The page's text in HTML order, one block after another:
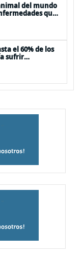
del mundo
que
el 60% de los
sufrir
formuladas